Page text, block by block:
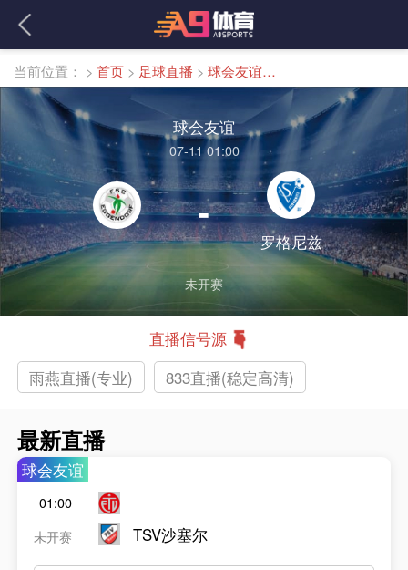
当前位置： > 首页 > 足球直播 > 球会友谊直播
球会友谊
07-11 01:00
-
罗格尼兹
未开赛
直播信号源
雨燕直播(专业)
833直播(稳定高清)
最新直播
球会友谊
01:00
未开赛
TSV沙塞尔